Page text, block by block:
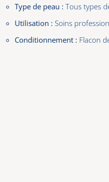
Type de peau : Tous types
Utilisation : Soins
Conditionnement : Flacon